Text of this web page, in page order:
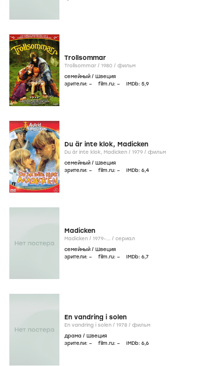
Trollsommar
Trollsommar / 1980 / фильм
семейный / Швеция
зрители: – film.ru: – IMDb: 5,9
Du är inte klok, Madicken
Du är inte klok, Madicken / 1979 / фильм
семейный / Швеция
зрители: – film.ru: – IMDb: 6,4
Madicken
Madicken / 1979-... / сериал
семейный / Швеция
зрители: – film.ru: – IMDb: 6,7
En vandring i solen
En vandring i solen / 1978 / фильм
драма / Швеция
зрители: – film.ru: – IMDb: 6,6